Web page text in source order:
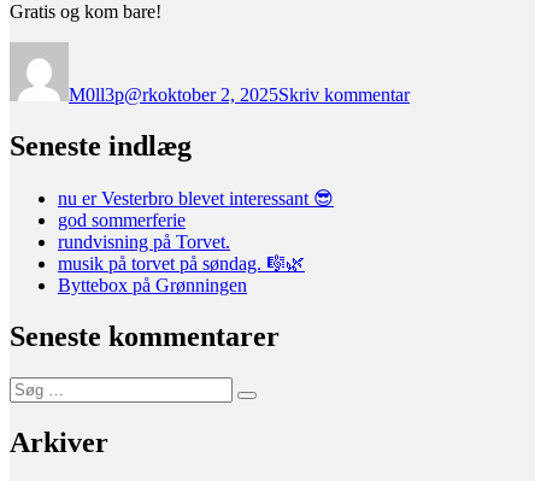
Gratis og kom bare!
M0ll3p@rkoktober 2, 2025Skriv kommentar–
Seneste indlæg
nu er Vesterbro blevet interessant 😎
god sommerferie
rundvisning på Torvet.
musik på torvet på søndag. 🎼🌿
Byttebox på Grønningen
Seneste kommentarer
Søg
efter:
Søg
Arkiver